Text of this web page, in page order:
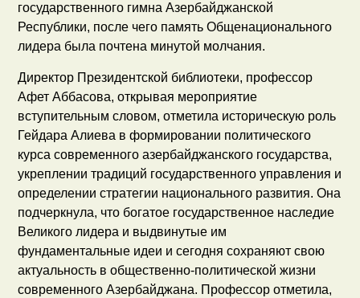
государственного гимна Азербайджанской
Республики, после чего память Общенационального
лидера была почтена минутой молчания.
Директор Президентской библиотеки, профессор
Афет Аббасова, открывая мероприятие
вступительным словом, отметила историческую роль
Гейдара Алиева в формировании политического
курса современного азербайджанского государства,
укреплении традиций государственного управления и
определении стратегии национального развития. Она
подчеркнула, что богатое государственное наследие
Великого лидера и выдвинутые им
фундаментальные идеи и сегодня сохраняют свою
актуальность в общественно-политической жизни
современного Азербайджана. Профессор отметила,